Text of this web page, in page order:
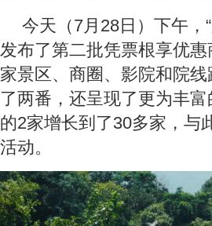
今天（7月28日）下午，
发布了第二批凭票根享优
家景区、商圈、影院和院
了两番，还呈现了更为丰
的2家增长到了30多家，与
活动。